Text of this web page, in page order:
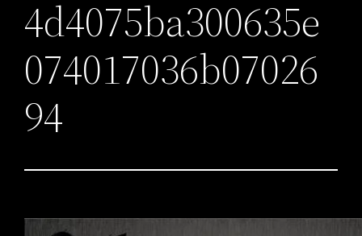
4d4075ba300635e
074017036b07026
94